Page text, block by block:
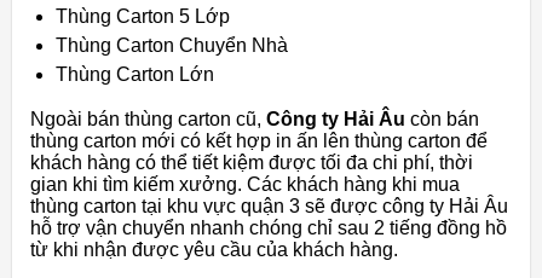
Thùng Carton 5 Lớp
Thùng Carton Chuyển Nhà
Thùng Carton Lớn
Ngoài bán thùng carton cũ, Công ty Hải Âu còn bán
thùng carton mới có kết hợp in ấn lên thùng carton để
khách hàng có thể tiết kiệm được tối đa chi phí, thời
gian khi tìm kiếm xưởng. Các khách hàng khi mua
thùng carton tại khu vực quận 3 sẽ được công ty Hải Âu
hỗ trợ vận chuyển nhanh chóng chỉ sau 2 tiếng đồng hồ
từ khi nhận được yêu cầu của khách hàng.